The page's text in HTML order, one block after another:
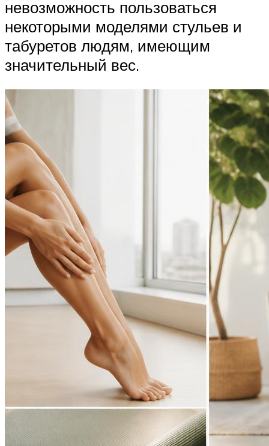
невозможность пользоваться
некоторыми моделями стульев и
табуретов людям, имеющим
значительный вес.